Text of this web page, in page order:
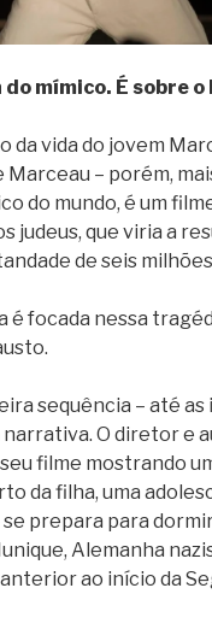
mímico. É sobre
da vida do jovem
– porém,
do mundo, é um
judeus, que viria a
de seis
é focada nessa
sequência – até
O diretor e
filme mostrando
da filha, uma
se prepara para
Alemanha
ao início da